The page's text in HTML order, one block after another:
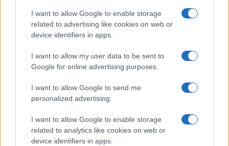
I want to allow Google to enable storage
related to advertising like cookies on web or
device identifiers in apps.
I want to allow my user data to be sent to
Google for online advertising purposes.
I want to allow Google to send me
personalized advertising.
I want to allow Google to enable storage
related to analytics like cookies on web or
device identifiers in apps.
Világörökségi helyszíneink:
Budapest világörökségi helyszínei (1987; 2002)
Hollókő ófalu (1987)
Aggtelek-Domica-cseppkő-barlangrendszer (1995)
Pannonhalma bencés főapátsága (1996)
Pécs - ókeresztény festett sírkamrák (2000)
Fertő-vidék (2001)